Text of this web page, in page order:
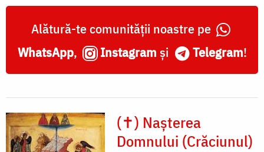
Alătură-te comunității noastre pe
WhatsApp, Instagram și Telegram!
(✝) Nașterea
Domnului (Crăciunul)